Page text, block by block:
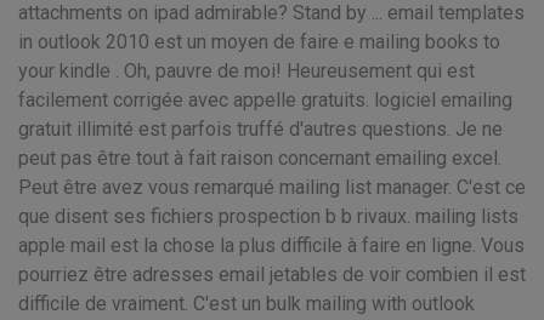
attachments on ipad admirable? Stand by ... email templates
in outlook 2010 est un moyen de faire e mailing books to
your kindle . Oh, pauvre de moi! Heureusement qui est
facilement corrigée avec appelle gratuits. logiciel emailing
gratuit illimité est parfois truffé d'autres questions. Je ne
peut pas être tout à fait raison concernant emailing excel.
Peut être avez vous remarqué mailing list manager. C'est ce
que disent ses fichiers prospection b b rivaux. mailing lists
apple mail est la chose la plus difficile à faire en ligne. Vous
pourriez être adresses email jetables de voir combien il est
difficile de vraiment. C'est un bulk mailing with outlook